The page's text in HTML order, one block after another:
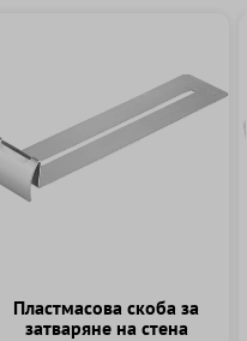
Пластмасова скоба за
затваряне на стена